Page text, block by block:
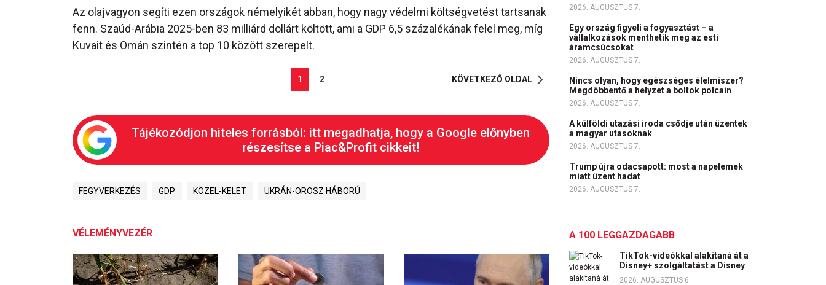
Az olajvagyon segíti ezen országok némelyikét abban, hogy nagy védelmi költségvetést tartsanak
fenn. Szaúd-Arábia 2025-ben 83 milliárd dollárt költött, ami a GDP 6,5 százalékának felel meg, míg
Kuvait és Omán szintén a top 10 között szerepelt.
1 2 KÖVETKEZŐ OLDAL
Tájékozódjon hiteles forrásból: itt megadhatja, hogy a Google előnyben
részesítse a Piac&Profit cikkeit!
FEGYVERKEZÉS GDP KÖZEL-KELET UKRÁN-OROSZ HÁBORÚ
VÉLEMÉNYVEZÉR
2026. AUGUSZTUS 7.
Egy ország figyeli a fogyasztást – a
vállalkozások menthetik meg az esti
áramcsúcsokat
2026. AUGUSZTUS 7.
Nincs olyan, hogy egészséges élelmiszer?
Megdöbbentő a helyzet a boltok polcain
2026. AUGUSZTUS 7.
A külföldi utazási iroda csődje után üzentek
a magyar utasoknak
2026. AUGUSZTUS 7.
Trump újra odacsapott: most a napelemek
miatt üzent hadat
2026. AUGUSZTUS 7.
A 100 LEGGAZDAGABB
TikTok-videókkal alakítaná át a
Disney+ szolgáltatást a Disney
2026. AUGUSZTUS 6.